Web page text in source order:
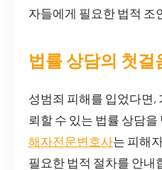
자들에게 필요한 법적 조
법률 상담의 첫걸
성범죄 피해를 입었다면,
뢰할 수 있는 법률 상담을
해자전문변호사는 피해
필요한 법적 절차를 안내